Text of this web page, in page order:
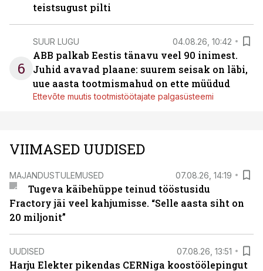
teistsugust pilti
6
SUUR LUGU 04.08.26, 10:42
ABB palkab Eestis tänavu veel 90 inimest.
Juhid avavad plaane: suurem seisak on läbi,
uue aasta tootmismahud on ette müüdud
Ettevõte muutis tootmistöötajate palgasüsteemi
VIIMASED UUDISED
MAJANDUSTULEMUSED 07.08.26, 14:19
Tugeva käibehüppe teinud tööstusidu
Fractory jäi veel kahjumisse. “Selle aasta siht on
20 miljonit”
UUDISED 07.08.26, 13:51
Harju Elekter pikendas CERNiga koostöölepingut